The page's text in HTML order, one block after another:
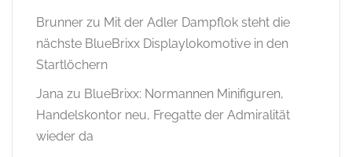
Brunner zu Mit der Adler Dampflok steht die
nächste BlueBrixx Displaylokomotive in den
Startlöchern
Jana zu BlueBrixx: Normannen Minifiguren,
Handelskontor neu, Fregatte der Admiralität
wieder da